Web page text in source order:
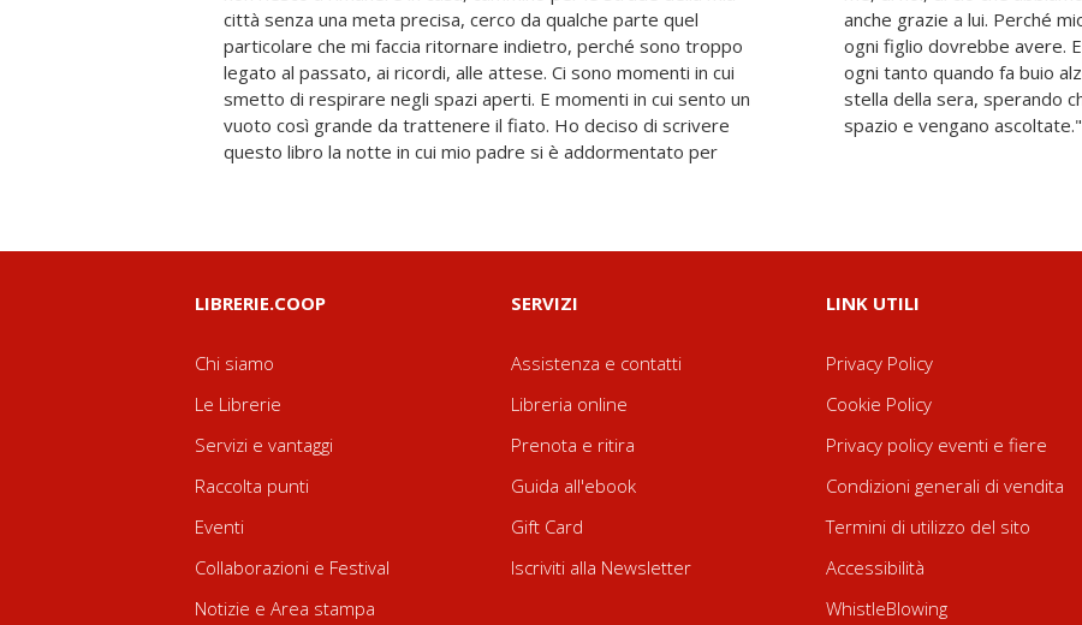
città senza una meta precisa, cerco da qualche parte quel
particolare che mi faccia ritornare indietro, perché sono troppo
legato al passato, ai ricordi, alle attese. Ci sono momenti in cui
smetto di respirare negli spazi aperti. E momenti in cui sento un
vuoto così grande da trattenere il fiato. Ho deciso di scrivere
questo libro la notte in cui mio padre si è addormentato per
anche grazie a lui. Perché mio padre era questo: era l'esempio che
ogni figlio dovrebbe avere. E anche se sono passati giorni e mesi,
ogni tanto quando fa buio alzo gli occhi al cielo e parlo alla prima
stella della sera, sperando che le mie parole attraversino lo
spazio e vengano ascoltate."
LIBRERIE.COOP
Chi siamo
Le Librerie
Servizi e vantaggi
Raccolta punti
Eventi
Collaborazioni e Festival
Notizie e Area stampa
SERVIZI
Assistenza e contatti
Libreria online
Prenota e ritira
Guida all'ebook
Gift Card
Iscriviti alla Newsletter
LINK UTILI
Privacy Policy
Cookie Policy
Privacy policy eventi e fiere
Condizioni generali di vendita
Termini di utilizzo del sito
Accessibilità
WhistleBlowing